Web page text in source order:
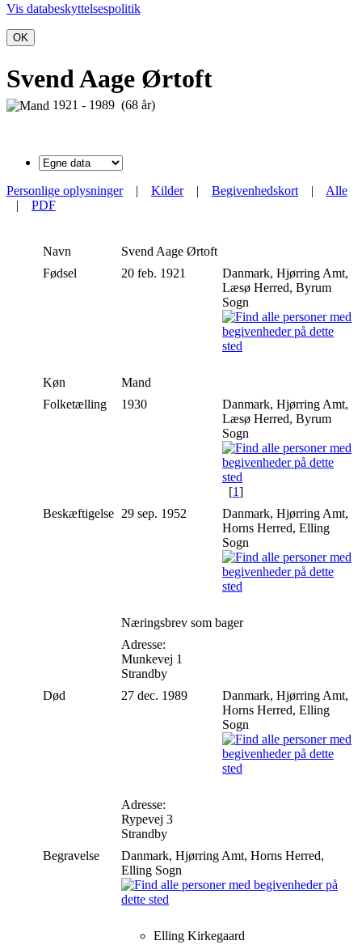
Vis databeskyttelsespolitik
OK
Svend Aage Ørtoft
1921 - 1989 (68 år)
Personlige oplysninger| Kilder| Begivenhedskort | Alle
| PDF
Navn Svend Aage Ørtoft
Fødsel
20 feb. 1921
Danmark, Hjørring Amt,
Læsø Herred, Byrum
Sogn
Køn
Mand
Folketælling
1930
Danmark, Hjørring Amt,
Læsø Herred, Byrum
Sogn
[1]
Beskæftigelse 29 sep. 1952
Danmark, Hjørring Amt,
Horns Herred, Elling
Sogn
Næringsbrev som bager
Adresse:
Munkevej 1
Strandby
Død
27 dec. 1989
Danmark, Hjørring Amt,
Horns Herred, Elling
Sogn
Adresse:
Rypevej 3
Strandby
Begravelse
Danmark, Hjørring Amt, Horns Herred,
Elling Sogn
Elling Kirkegaard